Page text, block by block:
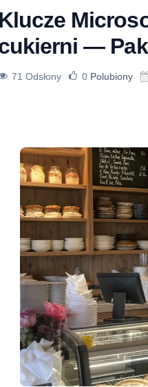
Klucze
—
71 Odsłony 0 Polubiony